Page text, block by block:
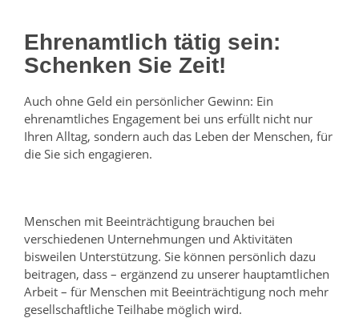
Ehrenamtlich tätig sein:
Schenken Sie Zeit!
Auch ohne Geld ein persönlicher Gewinn: Ein
ehrenamtliches Engagement bei uns erfüllt nicht nur
Ihren Alltag, sondern auch das Leben der Menschen, für
die Sie sich engagieren.
Menschen mit Beeinträchtigung brauchen bei
verschiedenen Unternehmungen und Aktivitäten
bisweilen Unterstützung. Sie können persönlich dazu
beitragen, dass – ergänzend zu unserer hauptamtlichen
Arbeit – für Menschen mit Beeinträchtigung noch mehr
gesellschaftliche Teilhabe möglich wird.